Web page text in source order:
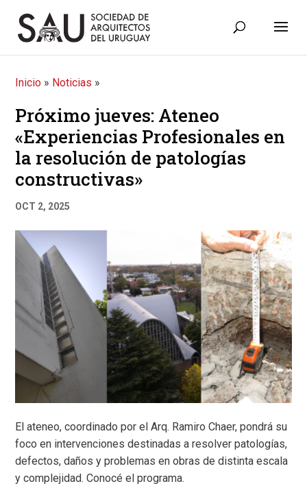
Inicio » Noticias »
Próximo jueves: Ateneo
«Experiencias Profesionales en
la resolución de patologías
constructivas»
OCT 2, 2025
El ateneo, coordinado por el Arq. Ramiro Chaer, pondrá su
foco en intervenciones destinadas a resolver patologías,
defectos, daños y problemas en obras de distinta escala
y complejidad. Conocé el programa.